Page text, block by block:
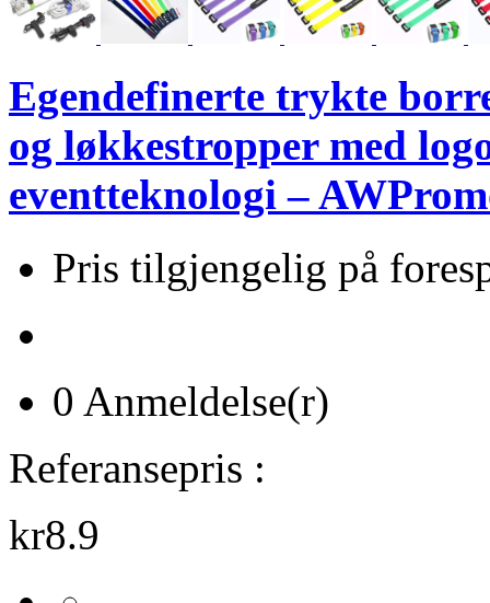
Egendefinerte trykte
og løkkestropper med
eventteknologi –
Pris tilgjengelig på
0 Anmeldelse(r)
Referansepris :
kr8.9